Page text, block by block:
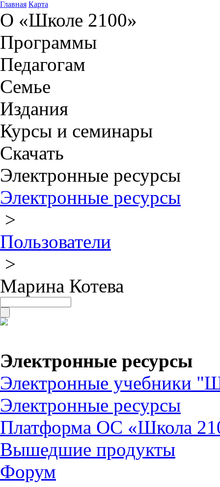
Главная Карта
О «Школе 2100»
Программы
Педагогам
Семье
Издания
Курсы и семинары
Скачать
Электронные ресурсы
Электронные ресурсы
>
Пользователи
>
Марина Котева
Электронные ресурсы
Электронные учебники
Электронные ресурсы
Платформа ОС «Школа
Вышедшие продукты
Форум